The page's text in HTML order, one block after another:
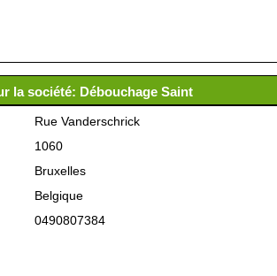
la société: Débouchage Saint
Rue Vanderschrick
1060
Bruxelles
Belgique
0490807384